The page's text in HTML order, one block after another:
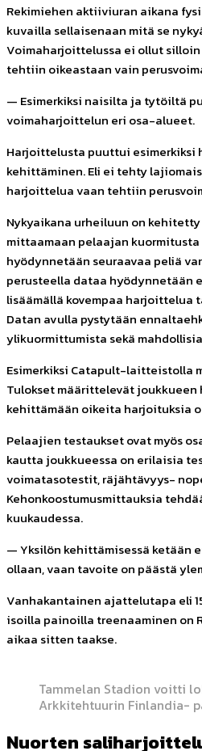
Rekimiehen aktiiviuran aikana
kuvailla sellaisenaan mitä se
Voimaharjoittelussa ei ollut
tehtiin oikeastaan vain
— Esimerkiksi naisilta ja tytöiltä
voimaharjoittelun eri osa-alueet.
Harjoittelusta puuttui esimerkiksi
kehittäminen. Eli ei tehty
harjoittelua vaan tehtiin
Nykyaikana urheiluun on
mittaamaan pelaajan kuormitusta
hyödynnetään seuraavaa peliä
perusteella dataa hyödynnetään
lisäämällä kovempaa harjoittelua
Datan avulla pystytään
ylikuormittumista sekä
Esimerkiksi Catapult-laitteistolla
Tulokset määrittelevät
kehittämään oikeita harjoituksia
Pelaajien testaukset ovat myös
kautta joukkueessa on erilaisia
voimatasotestit, räjähtävyys-
Kehonkoostumusmittauksia
kuukaudessa.
— Yksilön kehittämisessä ketään
ollaan, vaan tavoite on päästä
Vanhakantainen ajattelutapa eli
isoilla painoilla treenaaminen on
aikaa sitten taakse.
Tammelan Stadion voitti
Arkkitehtuurin Finlandia-
Nuorten